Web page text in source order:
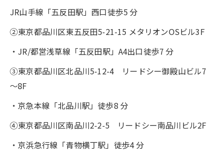
JR山手線「五反田駅」西口徒歩5 分
②東京都品川区東五反田5-21-15 メタリオンOSビル3F
・JR/都営浅草線「五反田駅」A4出口徒歩7 分
③東京都品川区北品川5-12-4 リードシー御殿山ビル7
～8F
・京急本線「北品川駅」徒歩8 分
④東京都品川区南品川2-2-5 リードシー南品川ビル2F
・京浜急行線「青物横丁駅」徒歩4 分